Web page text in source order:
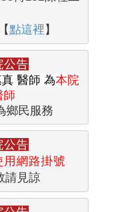
點這裡】
醫師 為本院
鄉民服務
公告
用網路掛號
請見諒